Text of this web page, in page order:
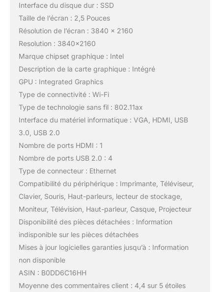
Interface du disque dur : SSD
Taille de l’écran : 2,5 Pouces
Résolution de l’écran : 3840 x 2160
Resolution : 3840×2160
Marque chipset graphique : Intel
Description de la carte graphique : Intégré
GPU : Integrated Graphics
Type de connectivité : Wi-Fi
Type de technologie sans fil : 802.11ax
Interface du matériel informatique : VGA, HDMI, USB
3.0, USB 2.0
Nombre de ports HDMI : 1
Nombre de ports USB 2.0 : 4
Type de connecteur : Ethernet
Compatibilité du périphérique : Imprimante, Téléviseur,
Clavier, Souris, Haut-parleurs, lecteur de stockage,
Moniteur, Télévision, Haut-parleur, Casque, Projecteur
Disponibilité des pièces détachées : Information
indisponible sur les pièces détachées
Mises à jour logicielles garanties jusqu’à : Information
non disponible
ASIN : B0DD6C16HH
Moyenne des commentaires client : 4,4 sur 5 étoiles